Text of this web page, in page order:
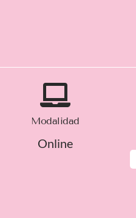
Modalidad
Online